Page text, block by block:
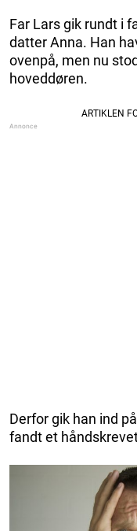
Far Lars gik rundt i
datter Anna. Han
ovenpå, men nu
hoveddøren.
Derfor gik han ind
fandt et